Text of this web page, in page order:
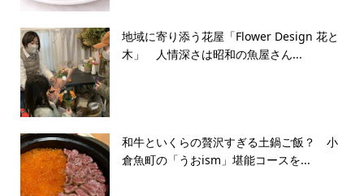
地域に寄り添う花屋「Flower Design 花と
木」 人情深さは昭和の魚屋さん...
和牛といくらの贅沢すぎる土鍋ご飯？ 小
倉魚町の「うおism」堪能コースを...